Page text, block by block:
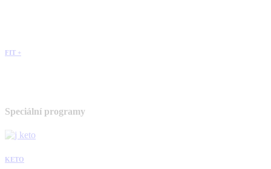
FIT +
Speciální programy
KETO